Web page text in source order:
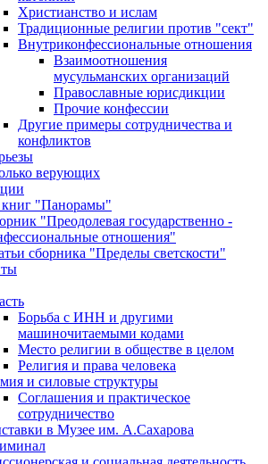
Христианство и ислам
Традиционные религии против "сект"
Внутриконфессиональные отношения
Взаимоотношения
мусульманских организаций
Православные юрисдикции
Прочие конфессии
Другие примеры сотрудничества и
конфликтов
верующих
"Панорамы"
"Преодолевая государственно -
отношения"
сборника "Пределы светскости"
Борьба с ИНН и другими
машиночитаемыми кодами
Место религии в обществе в целом
Религия и права человека
и силовые структуры
Соглашения и практическое
сотрудничество
в Музее им. А.Сахарова